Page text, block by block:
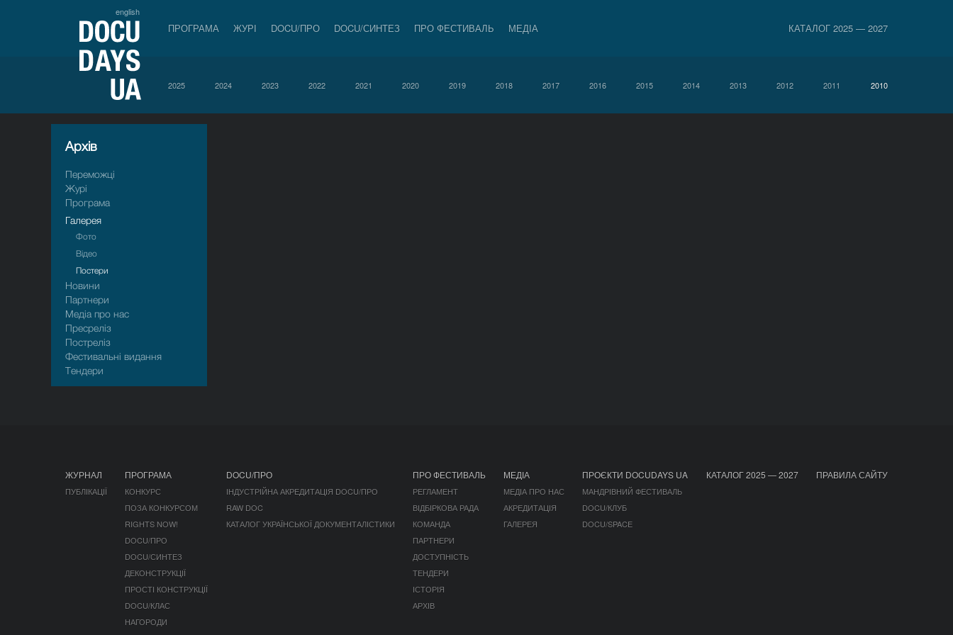
english
ПРОГРАМА ЖУРІ DOCU/ПРО DOCU/СИНТЕЗ ПРО ФЕСТИВАЛЬ МЕДІА КАТАЛОГ 2025 — 2027
2025 2024 2023 2022 2021 2020 2019 2018 2017 2016 2015 2014 2013 2012 2011 2010
Архiв
Переможці
Журі
Програма
Галерея
Фото
Відео
Постери
Новини
Партнери
Медіа про нас
Пресрелiз
Пострелiз
Фестивальні видання
Тендери
ЖУРНАЛ
ПУБЛІКАЦІЇ
ПРОГРАМА
КОНКУРС
ПОЗА КОНКУРСОМ
RIGHTS NOW!
DOCU/ПРО
DOCU/СИНТЕЗ
ДЕКОНСТРУКЦІЇ
ПРОСТІ КОНСТРУКЦІЇ
DOCU/КЛАС
НАГОРОДИ
DOCU/ПРО
ІНДУСТРІЙНА АКРЕДИТАЦІЯ DOCU/ПРО
RAW DOC
КАТАЛОГ УКРАЇНСЬКОЇ ДОКУМЕНТАЛІСТИКИ
ПРО ФЕСТИВАЛЬ
РЕГЛАМЕНТ
ВІДБІРКОВА РАДА
КОМАНДА
ПАРТНЕРИ
ДОСТУПНІСТЬ
ТЕНДЕРИ
ІСТОРІЯ
АРХІВ
МЕДІА
МЕДІА ПРО НАС
АКРЕДИТАЦІЯ
ГАЛЕРЕЯ
ПРОЄКТИ DOCUDAYS UA
МАНДРІВНИЙ ФЕСТИВАЛЬ
DOCU/КЛУБ
DOCU/SPACE
КАТАЛОГ 2025 — 2027 ПРАВИЛА САЙТУ